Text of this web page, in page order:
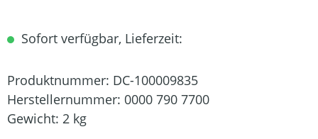
Sofort verfügbar, Lieferzeit:
Produktnummer: DC-100009835
Herstellernummer: 0000 790 7700
Gewicht: 2 kg